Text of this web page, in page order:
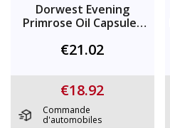
Dorwest Evening
Primrose Oil Capsules
€21.02
€18.92
Commande
d'automobiles